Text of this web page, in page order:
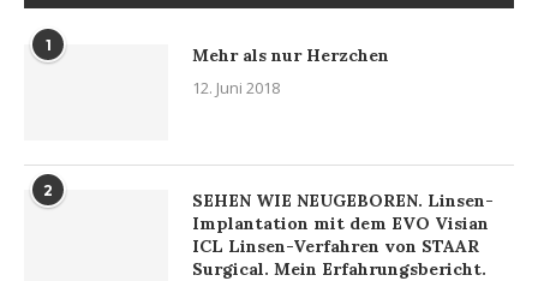
1
Mehr als nur Herzchen
12. Juni 2018
2
SEHEN WIE NEUGEBOREN. Linsen-
Implantation mit dem EVO Visian
ICL Linsen-Verfahren von STAAR
Surgical. Mein Erfahrungsbericht.